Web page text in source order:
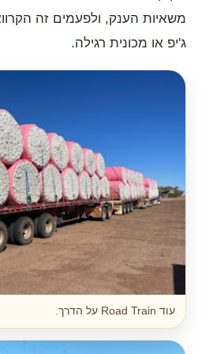
משאיות הענק, ולפעמים זה
ג'יפ או מכונית רגילה.
עוד Road Train על הדרך.